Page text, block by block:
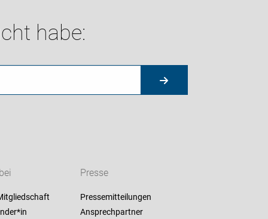
habe:
Presse
Pressemitteilungen
Ansprechpartner